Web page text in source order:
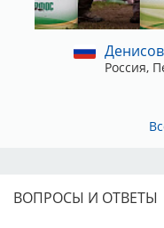
Россия,
ВОПРОСЫ И ОТВЕТЫ